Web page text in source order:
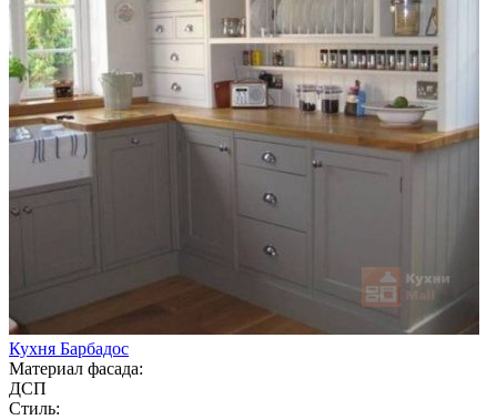
Кухня Барбадос
Материал фасада:
ДСП
Стиль: